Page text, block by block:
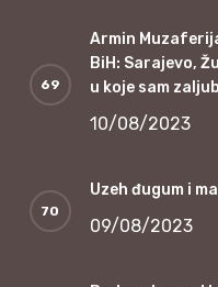
Armin
BiH: Sarajevo,
u koje sam
10/08/2023
Uzeh đugum i
09/08/2023